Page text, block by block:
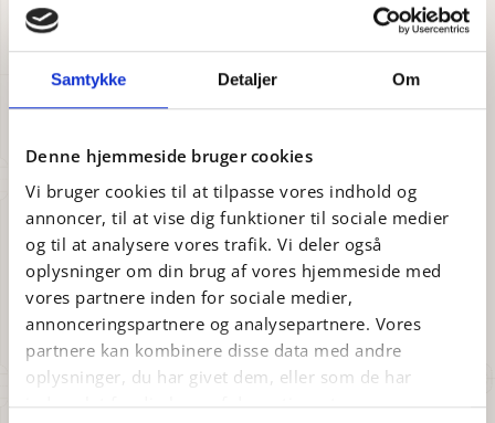
Samtykke Detaljer Om
Denne hjemmeside bruger cookies
Vi bruger cookies til at tilpasse vores indhold og
annoncer, til at vise dig funktioner til sociale medier
og til at analysere vores trafik. Vi deler også
oplysninger om din brug af vores hjemmeside med
vores partnere inden for sociale medier,
annonceringspartnere og analysepartnere. Vores
partnere kan kombinere disse data med andre
oplysninger, du har givet dem, eller som de har
gribere
IAIs produktprogram inkluderer en bred vifte af frit
programmerbare griber-løsninger til pick-and-place
forbrugsvarer.
Der er mange forskellige griber-typer til forskellige
driftsmiljøer og kundebehov. De tilbyder tre funktioner
i én: Gribe, måle og teste.
Ofte bruges elektriske gribere til at overføre dele til
eller fra et transportbånd, arbejdsstation eller
maskine, såsom maskinbelastning, delplacering,
lastning og losning, emballering eller palletering. Et
andet anvendelsesområde er tilpasningen af dele.